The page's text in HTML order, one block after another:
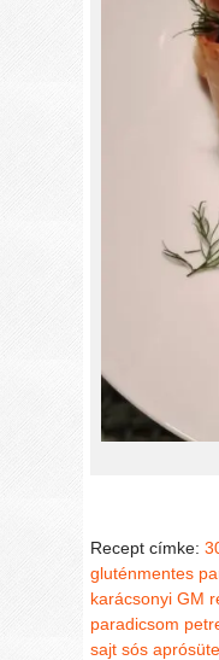
Recept címke:
gluténmentes
karácsonyi GM
paradicsom
sajt sós